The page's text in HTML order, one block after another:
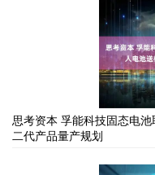
思考资本 孚能科技固态电
二代产品量产规划